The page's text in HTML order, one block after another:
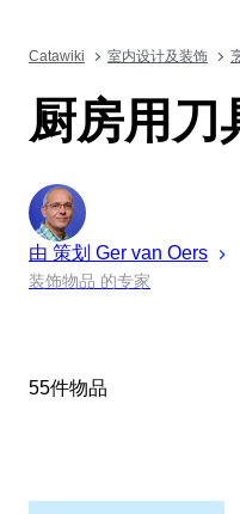
Catawiki 室内设计及装饰
厨房用刀
由 策划 Ger van Oers
装饰物品 的专家
55件物品